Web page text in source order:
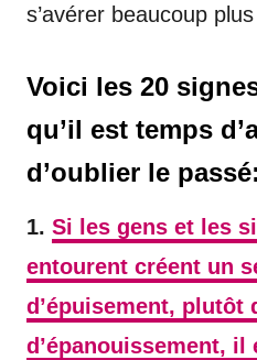
s’avérer beaucoup
Voici les 20
qu’il est temps
d’oublier le passé:
1. Si les gens et les
entourent créent un
d’épuisement, plutôt
d’épanouissement,